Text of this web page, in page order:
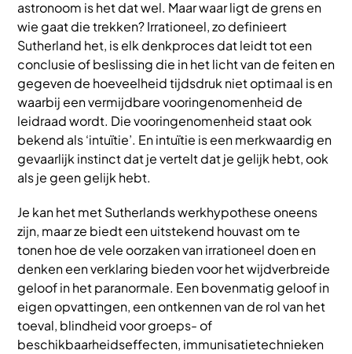
astronoom is het dat wel. Maar waar ligt de grens en
wie gaat die trekken? Irrationeel, zo definieert
Sutherland het, is elk denkproces dat leidt tot een
conclusie of beslissing die in het licht van de feiten en
gegeven de hoeveelheid tijdsdruk niet optimaal is en
waarbij een vermijdbare vooringenomenheid de
leidraad wordt. Die vooringenomenheid staat ook
bekend als ‘intuïtie’. En intuïtie is een merkwaardig en
gevaarlijk instinct dat je vertelt dat je gelijk hebt, ook
als je geen gelijk hebt.
Je kan het met Sutherlands werkhypothese oneens
zijn, maar ze biedt een uitstekend houvast om te
tonen hoe de vele oorzaken van irrationeel doen en
denken een verklaring bieden voor het wijdverbreide
geloof in het paranormale. Een bovenmatig geloof in
eigen opvattingen, een ontkennen van de rol van het
toeval, blindheid voor groeps- of
beschikbaarheidseffecten, immunisatietechnieken